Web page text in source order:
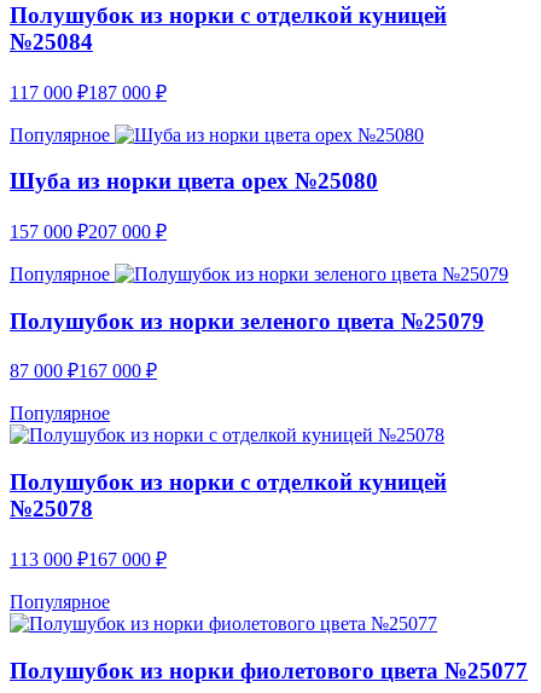
Полушубок из норки с отделкой куницей
№25084
117 000 ₽187 000 ₽
Популярное
Шуба из норки цвета орех №25080
157 000 ₽207 000 ₽
Популярное
Полушубок из норки зеленого цвета №25079
87 000 ₽167 000 ₽
Популярное
Полушубок из норки с отделкой куницей
№25078
113 000 ₽167 000 ₽
Популярное
Полушубок из норки фиолетового цвета №25077